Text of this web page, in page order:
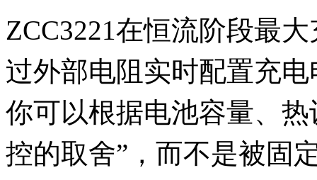
ZCC3221在恒流阶段最
过外部电阻实时配置充
你可以根据电池容量、
控的取舍”，而不是被固